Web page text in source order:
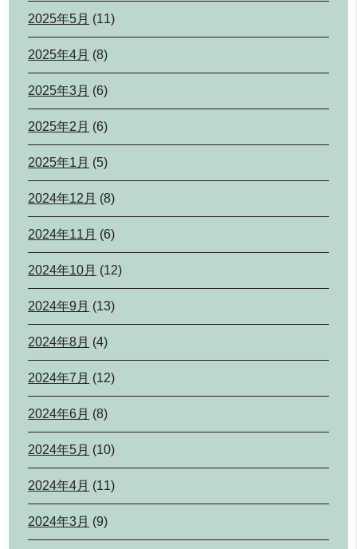
2025年5月 (11)
2025年4月 (8)
2025年3月 (6)
2025年2月 (6)
2025年1月 (5)
2024年12月 (8)
2024年11月 (6)
2024年10月 (12)
2024年9月 (13)
2024年8月 (4)
2024年7月 (12)
2024年6月 (8)
2024年5月 (10)
2024年4月 (11)
2024年3月 (9)